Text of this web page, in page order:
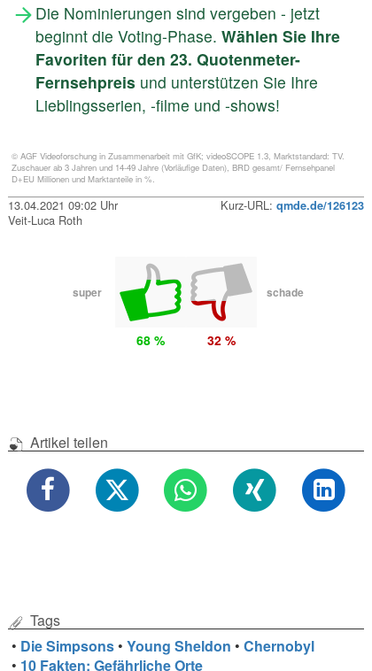
Die Nominierungen sind vergeben - jetzt
beginnt die Voting-Phase. Wählen Sie Ihre
Favoriten für den 23. Quotenmeter-
Fernsehpreis und unterstützen Sie Ihre
Lieblingsserien, -filme und -shows!
© AGF Videoforschung in Zusammenarbeit mit GfK; videoSCOPE 1.3, Marktstandard: TV.
Zuschauer ab 3 Jahren und 14-49 Jahre (Vorläufige Daten), BRD gesamt/ Fernsehpanel
D+EU Millionen und Marktanteile in %.
13.04.2021 09:02 Uhr Kurz-URL: qmde.de/126123
Veit-Luca Roth
super schade
68 % 32 %
Artikel teilen
Tags
• Die Simpsons •Young Sheldon •Chernobyl
• 10 Fakten: Gefährliche Orte